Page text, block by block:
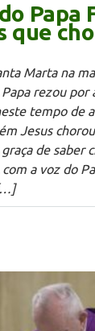
Papa
que
Marta na
rezou por
tempo de
Jesus
de saber
a voz do